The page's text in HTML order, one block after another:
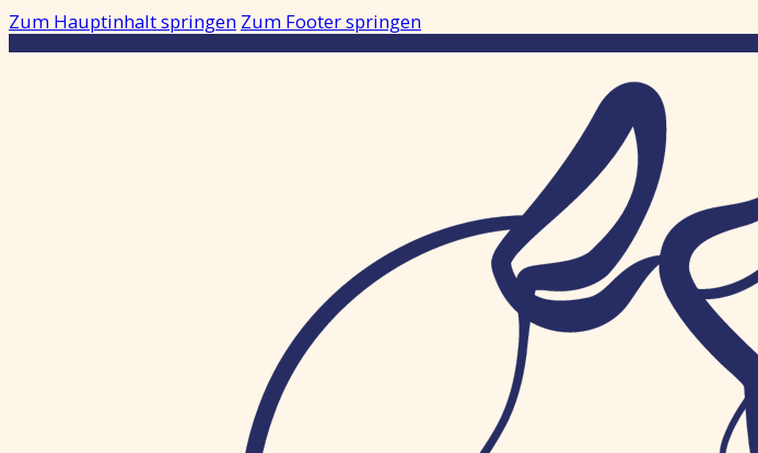
Zum Hauptinhalt springen Zum Footer springen